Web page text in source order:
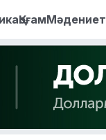
ҚоғамМәдениет